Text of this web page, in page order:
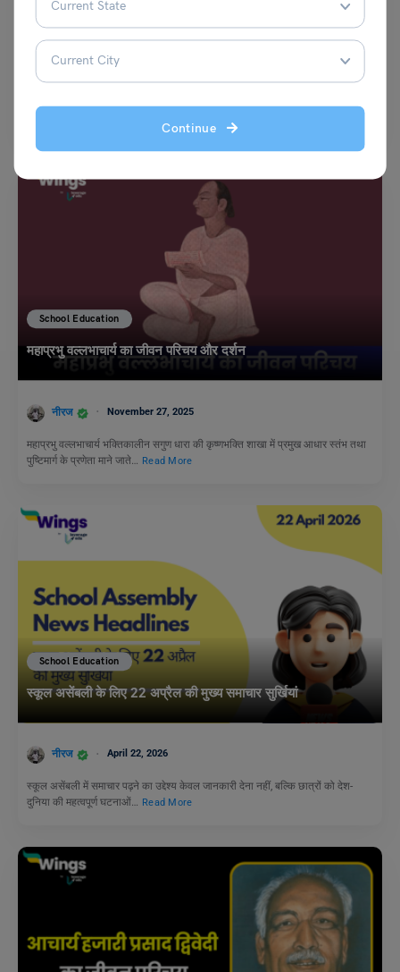
Continue
संस्कृत के महान कवि कालिदास का जीवन परिचय, रचनाएँ एवं प्रभाव
November 26, 2025
School Education
महाप्रभु वल्लभाचार्य का जीवन परिचय और दर्शन
नीरज November 27, 2025
महाप्रभु वल्लभाचार्य भक्तिकालीन सगुण धारा की कृष्णभक्ति शाखा में प्रमुख आधार स्तंभ तथा
पुष्टिमार्ग के प्रणेता माने जाते…
Read More
School Education
स्कूल असेंबली के लिए 22 अप्रैल की मुख्य समाचार सुर्खियां
नीरज April 22, 2026
स्कूल असेंबली में समाचार पढ़ने का उद्देश्य केवल जानकारी देना नहीं, बल्कि छात्रों को देश-
दुनिया की महत्वपूर्ण घटनाओं… Read More